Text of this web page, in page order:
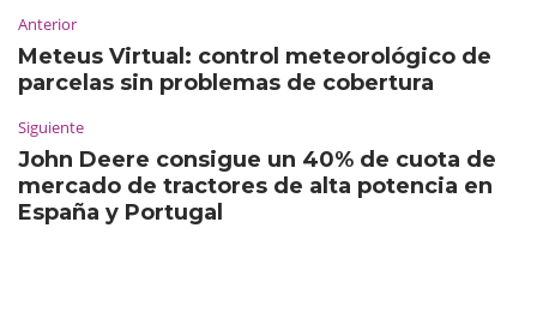
Anterior
Meteus Virtual: control meteorológico de
parcelas sin problemas de cobertura
Siguiente
John Deere consigue un 40% de cuota de
mercado de tractores de alta potencia en
España y Portugal